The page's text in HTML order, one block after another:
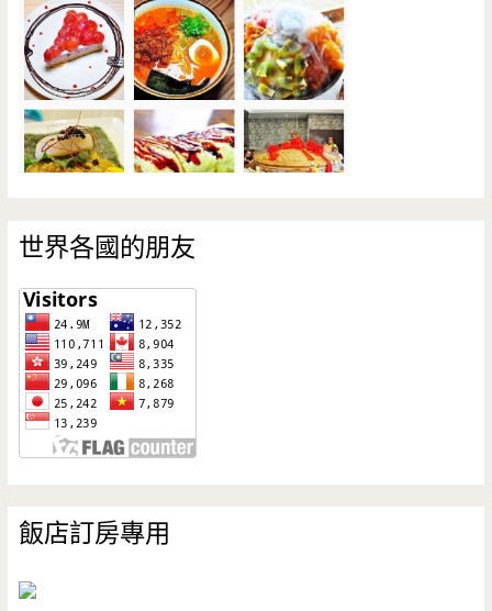
世界各國的朋友
飯店訂房專用